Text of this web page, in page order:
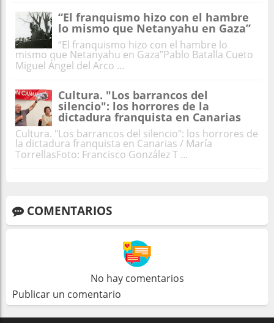
“El franquismo hizo con el hambre
lo mismo que Netanyahu en Gaza”
“El franquismo hizo con el hambre lo
mismo que Netanyahu en Gaza”Pablo Batalla Cueto
Miguel Ángel del Arco ...
Cultura. "Los barrancos del
silencio": los horrores de la
dictadura franquista en Canarias
Cultura. "Los barrancos del silencio": los horrores de
la dictadura franquista en Canarias / María
TorrellasFoto: Francisco González T ...
COMENTARIOS
No hay comentarios
Publicar un comentario